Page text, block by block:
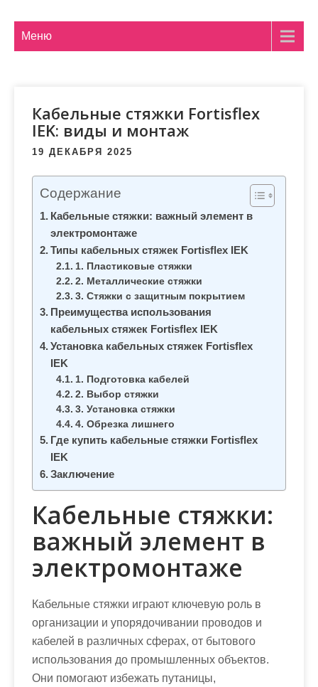
Меню
Кабельные стяжки Fortisflex
IEK: виды и монтаж
19 ДЕКАБРЯ 2025
Содержание
Кабельные стяжки: важный элемент в
электромонтаже
Типы кабельных стяжек Fortisflex IEK
1. Пластиковые стяжки
2. Металлические стяжки
3. Стяжки с защитным покрытием
Преимущества использования
кабельных стяжек Fortisflex IEK
Установка кабельных стяжек Fortisflex
IEK
1. Подготовка кабелей
2. Выбор стяжки
3. Установка стяжки
4. Обрезка лишнего
Где купить кабельные стяжки Fortisflex
IEK
Заключение
Кабельные стяжки:
важный элемент в
электромонтаже
Кабельные стяжки играют ключевую роль в
организации и упорядочивании проводов и
кабелей в различных сферах, от бытового
использования до промышленных объектов.
Они помогают избежать путаницы,